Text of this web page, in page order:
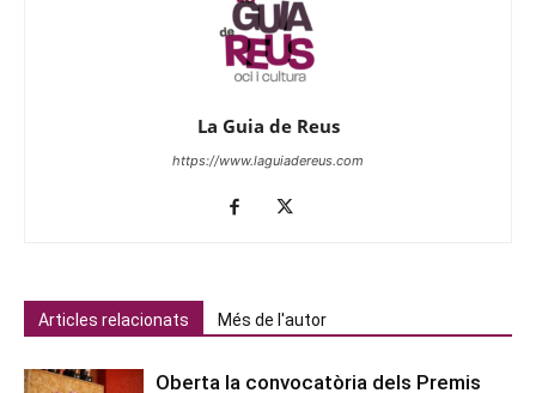
La Guia de Reus
https://www.laguiadereus.com
Articles relacionats Més de l'autor
Oberta la convocatòria dels Premis